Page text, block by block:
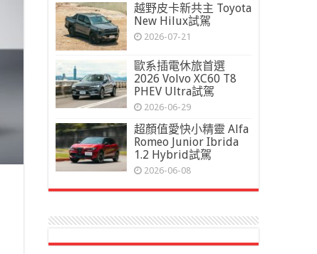
越野皮卡新共主 Toyota
New Hilux試駕
2026-07-21
歐系插電休旅首選
2026 Volvo XC60 T8
PHEV Ultra試駕
2026-06-29
超顏值愛快小精靈 Alfa
Romeo Junior Ibrida
1.2 Hybrid試駕
2026-06-08